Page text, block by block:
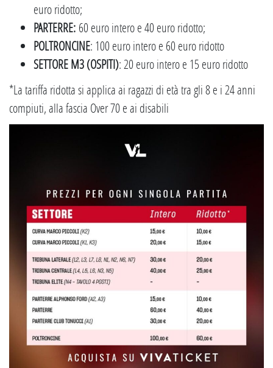
euro ridotto;
PARTERRE: 60 euro intero e 40 euro ridotto;
POLTRONCINE: 100 euro intero e 60 euro ridotto
SETTORE M3 (OSPITI): 20 euro intero e 15 euro ridotto
*La tariffa ridotta si applica ai ragazzi di età tra gli 8 e i 24 anni
compiuti, alla fascia Over 70 e ai disabili